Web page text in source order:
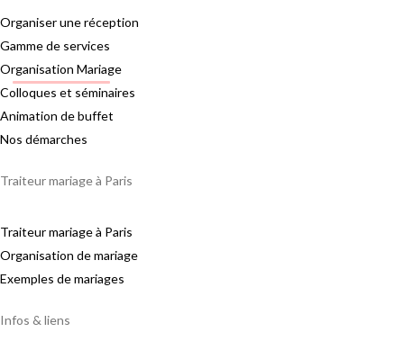
Organiser une réception
Gamme de services
Organisation Mariage
Colloques et séminaires
Animation de buffet
Nos démarches
Traiteur mariage à Paris
Traiteur mariage à Paris
Organisation de mariage
Exemples de mariages
Infos & liens